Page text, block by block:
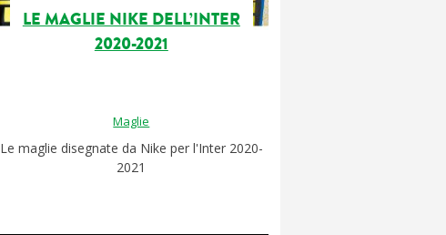
LE MAGLIE NIKE DELL’INTER
2020-2021
Maglie
Le maglie disegnate da Nike per l'Inter 2020-
2021